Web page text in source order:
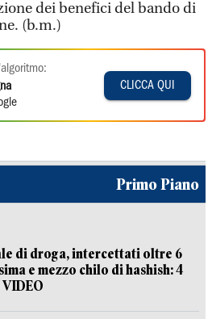
dei benefici del bando di
(b.m.)
CLICCA QUI
Primo Piano
di droga, intercettati oltre 6
e mezzo chilo di hashish: 4